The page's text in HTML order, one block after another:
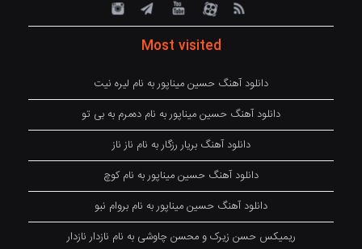
Most visited
دانلود آهنگ حسین میناپور به نام لیره نیت
دانلود آهنگ حسین میناپور به نام دەمرم بە بی تو
دانلود آهنگ بریار رزگار به نام ناز ناز
دانلود آهنگ حسین میناپور به نام کوچ
دانلود آهنگ حسین میناپور به نام بروام نبو
ریمیکس حسن زیرک و محسن چاوشی به نام نازدار نازدار